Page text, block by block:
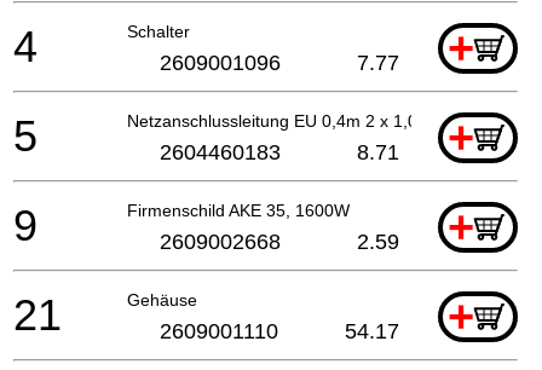
Schalter +
4 2609001096 7.77
Netzanschlussleitung EU 0,4m 2 x 1,0mm H07 RN-F
+
5 2604460183 8.71
Firmenschild AKE 35, 1600W +
9 2609002668 2.59
Gehäuse +
21 2609001110 54.17